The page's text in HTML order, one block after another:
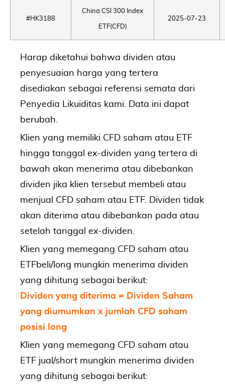
#HK3188
China CSI 300 Index
ETF(CFD)
2025-07-23
Harap diketahui bahwa dividen atau
penyesuaian harga yang tertera
disediakan sebagai referensi semata dari
Penyedia Likuiditas kami. Data ini dapat
berubah.
Klien yang memiliki CFD saham atau ETF
hingga tanggal ex-dividen yang tertera di
bawah akan menerima atau dibebankan
dividen jika klien tersebut membeli atau
menjual CFD saham atau ETF. Dividen tidak
akan diterima atau dibebankan pada atau
setelah tanggal ex-dividen.
Klien yang memegang CFD saham atau
ETFbeli/long mungkin menerima dividen
yang dihitung sebagai berikut:
Dividen yang diterima = Dividen Saham
yang diumumkan x jumlah CFD saham
posisi long
Klien yang memegang CFD saham atau
ETF jual/short mungkin menerima dividen
yang dihitung sebagai berikut: